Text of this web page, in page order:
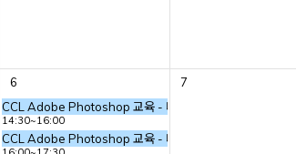
6
CCL Adobe Photoshop 교육 - 타이포그래피 이미지 만들기
14:30~16:00
CCL Adobe Photoshop 교육 - 타이포그래피 이미지 만들기
7